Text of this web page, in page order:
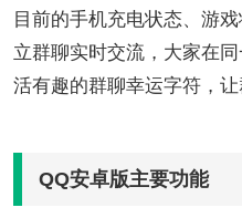
目前的手机充电状态、游
立群聊实时交流，大家在
活有趣的群聊幸运字符，让
QQ安卓版主要功能